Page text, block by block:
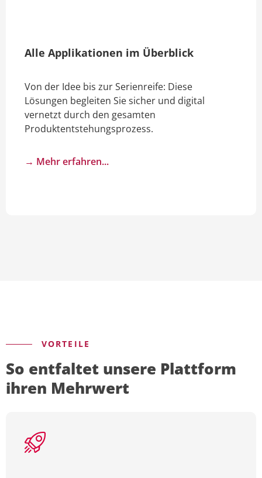
Alle Applikationen im Überblick
Von der Idee bis zur Serienreife: Diese
Lösungen begleiten Sie sicher und digital
vernetzt durch den gesamten
Produktentstehungsprozess.
→ Mehr erfahren...
VORTEILE
So entfaltet unsere Plattform
ihren Mehrwert